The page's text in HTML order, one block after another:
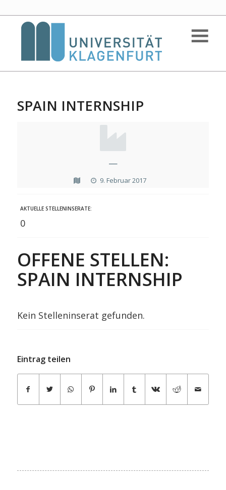
SPAIN INTERNSHIP
—
9. Februar 2017
AKTUELLE STELLENINSERATE:
0
OFFENE STELLEN:
SPAIN INTERNSHIP
Kein Stelleninserat gefunden.
Eintrag teilen